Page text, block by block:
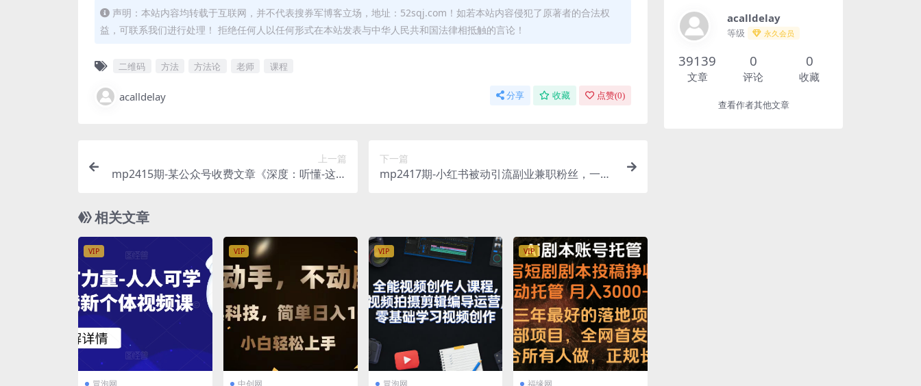
声明：本站内容均转载于互联网，并不代表搜券军博客立场，地址：52sqj.com！如若本站内容侵犯了原著者的合法权
益，可联系我们进行处理！ 拒绝任何人以任何形式在本站发表与中华人民共和国法律相抵触的言论！
二维码 方法 方法论 老师 课程
acalldelay 分享 收藏 点赞(0)
上一篇
mp2415期-某公众号收费文章《深度：听懂-这些
懂-这些逻辑你就知道富人凭什么一直赢了》——
下一篇
mp2417期-小红书被动引流副业兼职粉丝，一天
相关文章
VIP
冒泡网
VIP
中创网
VIP
冒泡网
VIP
福缘网
acalldelay
等级 永久会员
39139
文章
0
评论
0
收藏
查看作者其他文章